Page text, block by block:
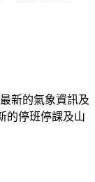
新的氣象資訊及
的停班停課及山